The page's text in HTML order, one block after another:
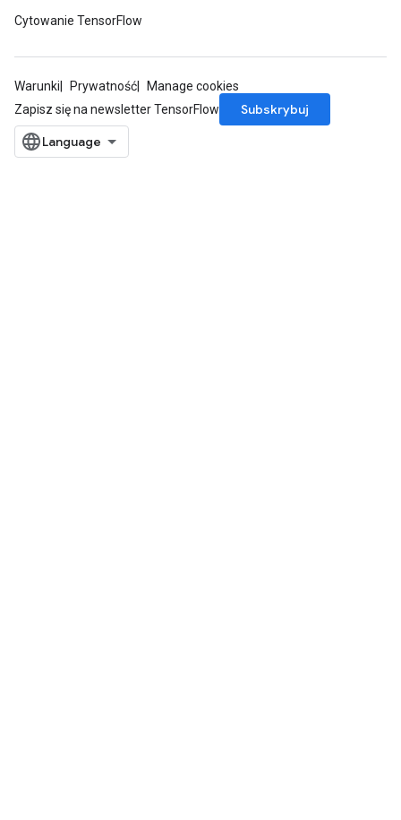
Cytowanie TensorFlow
Warunki Prywatność
Manage cookies
Zapisz się na newsletter TensorFlow
Subskrybuj